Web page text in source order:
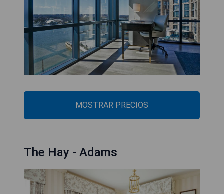
MOSTRAR PRECIOS
The Hay - Adams